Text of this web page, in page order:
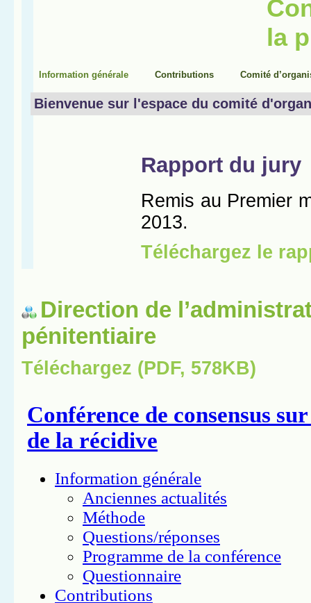
Direction de
pénitentiaire
Téléchargez (PDF, 578KB)